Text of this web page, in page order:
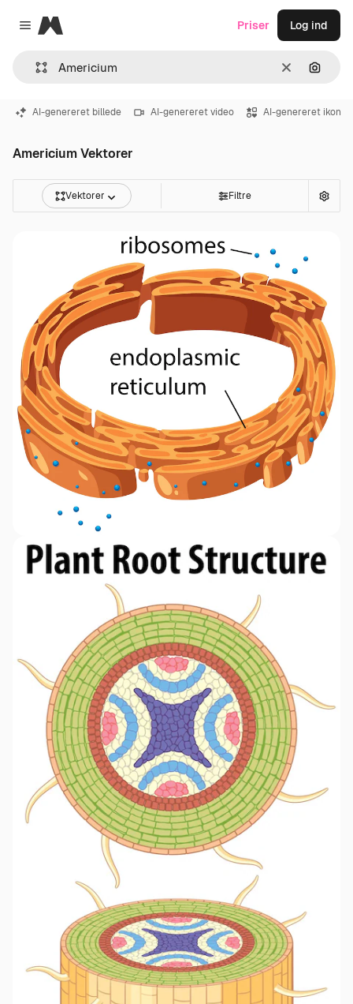
Close menu
Magnific
Klar Søg
Priser Log ind
AI-genereret billede AI-genereret video AI-genereret ikon
Americium Vektorer
Vektorer Filtre